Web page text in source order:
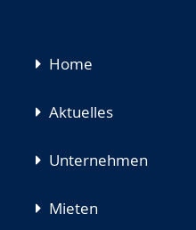
Navigation
Home
Aktuelles
Unternehmen
Mieten